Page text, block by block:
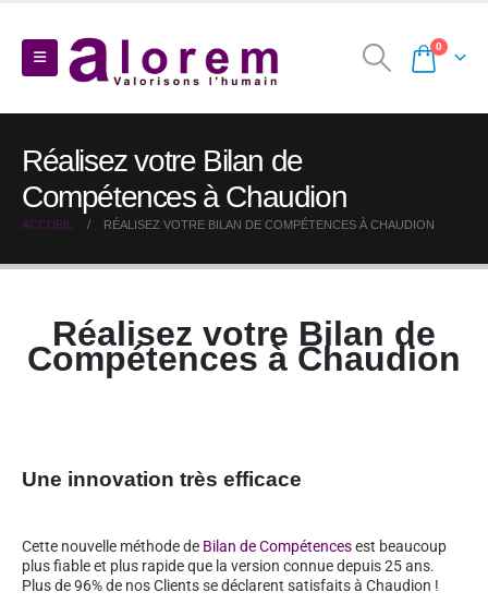
0
Réalisez votre Bilan de
Compétences à Chaudion
ACCUEIL RÉALISEZ VOTRE BILAN DE COMPÉTENCES À CHAUDION
Réalisez votre Bilan de
Compétences à Chaudion
Une innovation très efficace
Cette nouvelle méthode de Bilan de Compétencesest beaucoup
plus fiable et plus rapide que la version connue depuis 25 ans.
Plus de 96% de nos Clients se déclarent satisfaits à Chaudion !